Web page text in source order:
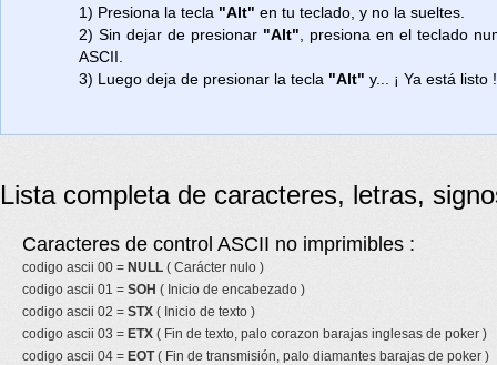
1) Presiona la tecla "Alt" en tu teclado, y no la sueltes.
2) Sin dejar de presionar "Alt" , presiona en el teclado
ASCII.
3) Luego deja de presionar la tecla "Alt" y... ¡ Ya está listo
Lista completa de caracteres, letras,
Caracteres de control ASCII no imprimibles :
codigo ascii 00 = NULL ( Carácter nulo )
codigo ascii 01 = SOH ( Inicio de encabezado )
codigo ascii 02 = STX ( Inicio de texto )
codigo ascii 03 = ETX ( Fin de texto, palo corazon barajas inglesas de poker )
codigo ascii 04 = EOT( Fin de transmisión, palo diamantes barajas de poker )